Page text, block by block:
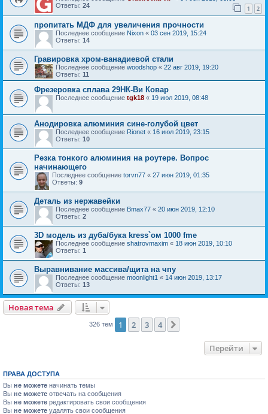
Ответы: 24 1 2
пропитать МДФ для увеличения прочности
Последнее сообщение Nixon « 03 сен 2019, 15:24
Ответы: 14
Гравировка хром-ванадиевой стали
Последнее сообщение woodshop « 22 авг 2019, 19:20
Ответы: 11
Фрезеровка сплава 29НК-Ви Ковар
Последнее сообщение tgk18 « 19 июл 2019, 08:48
Анодировка алюминия сине-голубой цвет
Последнее сообщение Rionet « 16 июл 2019, 23:15
Ответы: 10
Резка тонкого алюминия на роутере. Вопрос
начинающего
Последнее сообщение torvn77 « 27 июн 2019, 01:35
Ответы: 9
Деталь из нержавейки
Последнее сообщение Bmax77 « 20 июн 2019, 12:10
Ответы: 2
3D модель из дуба/бука kress`ом 1000 fme
Последнее сообщение shatrovmaxim « 18 июн 2019, 10:10
Ответы: 1
Выравнивание массива/щита на чпу
Последнее сообщение moonlight1 « 14 июн 2019, 13:17
Ответы: 13
Новая тема
326 тем 1 2 3 4
Перейти
ПРАВА ДОСТУПА
Вы не можете начинать темы
Вы не можете отвечать на сообщения
Вы не можете редактировать свои сообщения
Вы не можете удалять свои сообщения